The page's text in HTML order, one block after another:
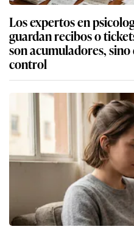
Los expertos en
guardan recibos o
son acumuladores,
control